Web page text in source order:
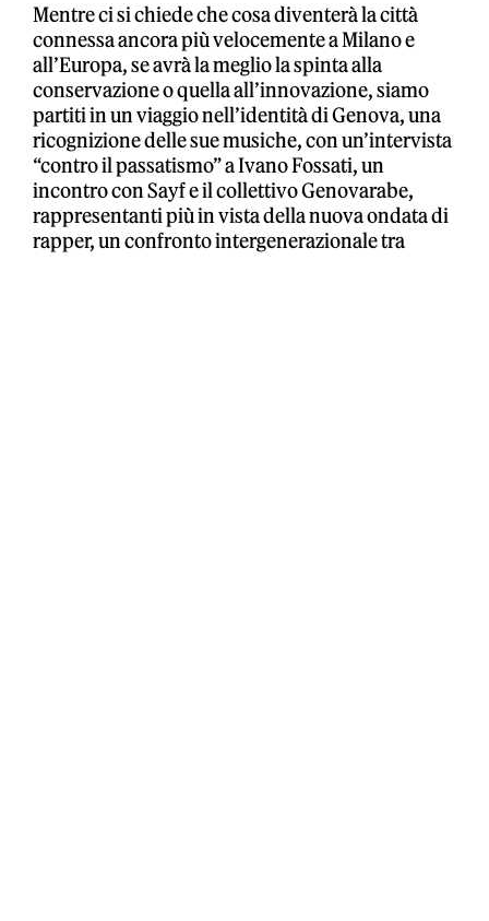
Mentre ci si chiede che cosa diventerà la città
connessa ancora più velocemente a Milano e
all’Europa, se avrà la meglio la spinta alla
conservazione o quella all’innovazione, siamo
partiti in un viaggio nell’identità di Genova, una
ricognizione delle sue musiche, con un’intervista
“contro il passatismo” a Ivano Fossati, un
incontro con Sayf e il collettivo Genovarabe,
rappresentanti più in vista della nuova ondata di
rapper, un confronto intergenerazionale tra